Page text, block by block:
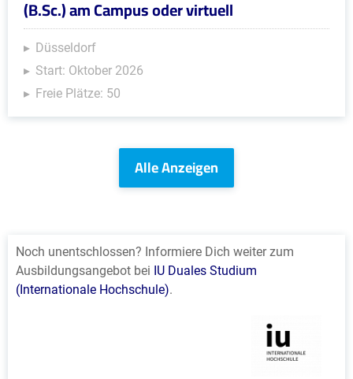
(B.Sc.) am Campus oder virtuell
Düsseldorf
Start: Oktober 2026
Freie Plätze: 50
Alle Anzeigen
Noch unentschlossen? Informiere Dich weiter zum
Ausbildungsangebot bei IU Duales Studium
(Internationale Hochschule).